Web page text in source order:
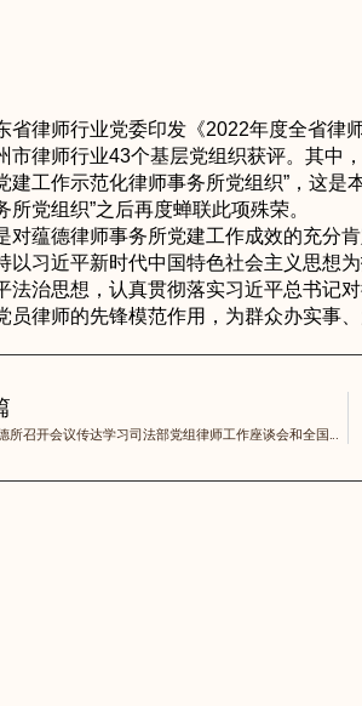
省律师行业党委印发《2022年度全省律
市律师行业43个基层党组织获评。其中
建工作示范化律师事务所党组织”，这是
所党组织”之后再度蝉联此项殊荣。
对蕴德律师事务所党建工作成效的充分
以习近平新时代中国特色社会主义思想
法治思想，认真贯彻落实习近平总书记
员律师的先锋模范作用，为群众办实事
党建 | 蕴德所召开会议传达学习司法部党组律师工作座谈会和全国律协倡议精神